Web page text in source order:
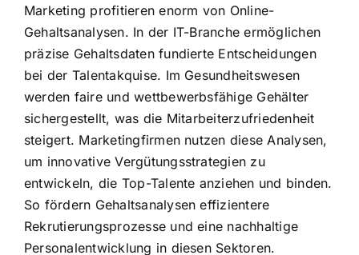
Marketing profitieren enorm von Online-
Gehaltsanalysen. In der IT-Branche ermöglichen
präzise Gehaltsdaten fundierte Entscheidungen
bei der Talentakquise. Im Gesundheitswesen
werden faire und wettbewerbsfähige Gehälter
sichergestellt, was die Mitarbeiterzufriedenheit
steigert. Marketingfirmen nutzen diese Analysen,
um innovative Vergütungsstrategien zu
entwickeln, die Top-Talente anziehen und binden.
So fördern Gehaltsanalysen effizientere
Rekrutierungsprozesse und eine nachhaltige
Personalentwicklung in diesen Sektoren.